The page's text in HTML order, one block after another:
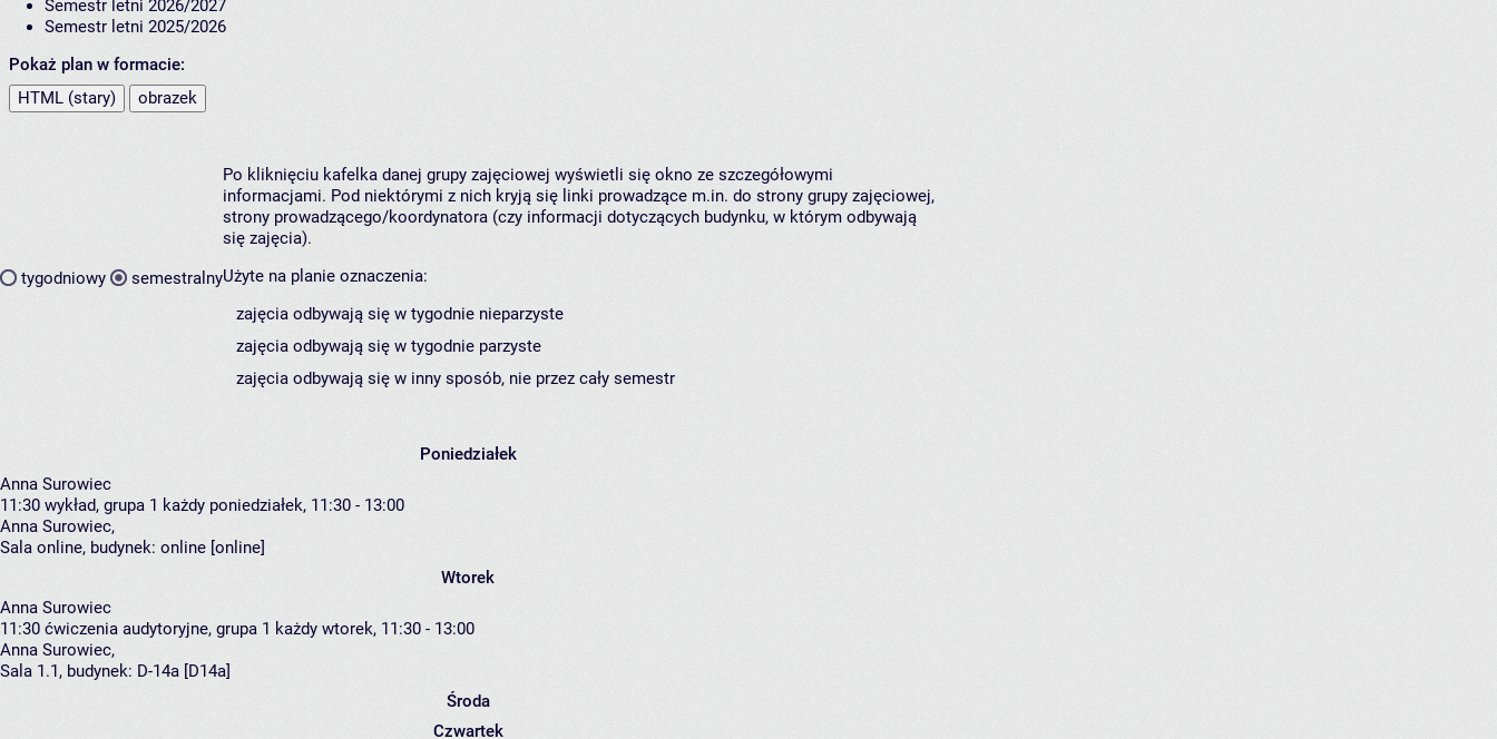
Semestr letni 2026/2027
Semestr letni 2025/2026
Pokaż plan w formacie:
HTML (stary)
obrazek
tygodniowy semestralny
Po kliknięciu kafelka danej grupy zajęciowej wyświetli się okno ze szczegółowymi
informacjami. Pod niektórymi z nich kryją się linki prowadzące m.in. do strony grupy zajęciowej,
strony prowadzącego/koordynatora (czy informacji dotyczących budynku, w którym odbywają
się zajęcia).
Użyte na planie oznaczenia:
zajęcia odbywają się w tygodnie nieparzyste
zajęcia odbywają się w tygodnie parzyste
zajęcia odbywają się w inny sposób, nie przez cały semestr
Poniedziałek
Anna Surowiec
11:30 wykład, grupa 1 każdy poniedziałek, 11:30 - 13:00
Anna Surowiec,
Sala online, budynek: online [online]
Wtorek
Anna Surowiec
11:30 ćwiczenia audytoryjne, grupa 1 każdy wtorek, 11:30 - 13:00
Anna Surowiec,
Sala 1.1, budynek: D-14a [D14a]
Środa
Czwartek